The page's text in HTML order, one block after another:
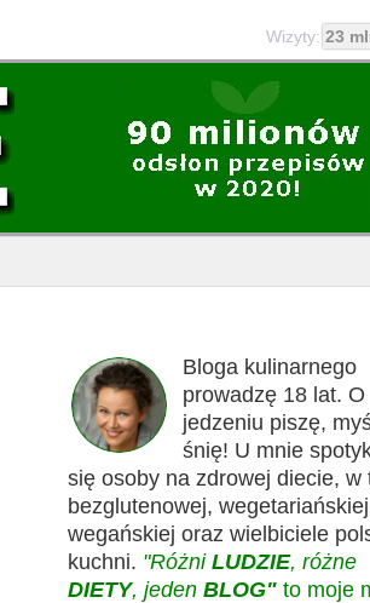
Wizyty: 23
Bloga kulinarnego
prowadzę 18 lat. O
jedzeniu piszę,
śnię! U mnie
się osoby na zdrowej diecie, w
bezglutenowej,
wegańskiej oraz wielbiciele
kuchni. "Różni LUDZIE, różne
DIETY, jeden BLOG" to moje